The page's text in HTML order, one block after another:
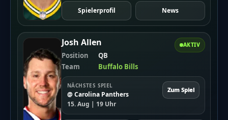
Spielerprofil News
AKTIV
Josh Allen
Position
QB
Team
Buffalo Bills
NÄCHSTES SPIEL
@ Carolina Panthers
15. Aug | 19 Uhr
Zum Spiel